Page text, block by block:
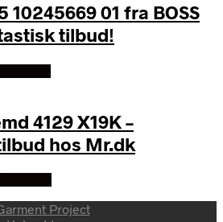
10245669 01 fra BOSS
tilbud!
4129 X19K –
hos Mr.dk
Project